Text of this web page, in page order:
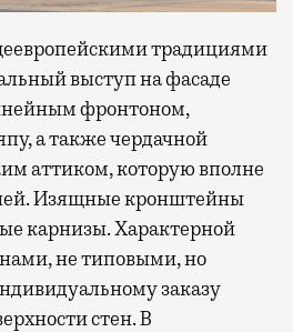
традициями
выступ на фасаде
фронтоном,
а также чердачной
аттиком, которую вполне
Изящные кронштейны
карнизы. Характерной
не типовыми, но
заказу
стен. В